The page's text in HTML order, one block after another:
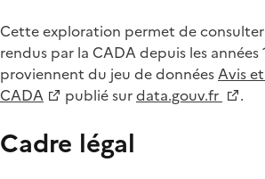
Cette exploration permet de consulter
rendus par la CADA depuis les années
proviennent du jeu de donnéesAvis
CADA
publié surdata.gouv.fr .
Cadre légal